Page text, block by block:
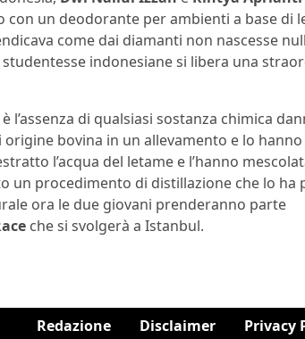
un deodorante per ambienti a base di
come dai diamanti non nascesse
indonesiane si libera una
di qualsiasi sostanza chimica
bovina in un allevamento e lo
l’acqua del letame e l’hanno
un procedimento di distillazione che lo ha
ora le due giovani prenderanno parte
che si svolgerà a Istanbul.
Redazione Disclaimer Privacy